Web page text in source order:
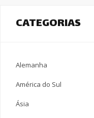
CATEGORIAS
Alemanha
América do Sul
Ásia